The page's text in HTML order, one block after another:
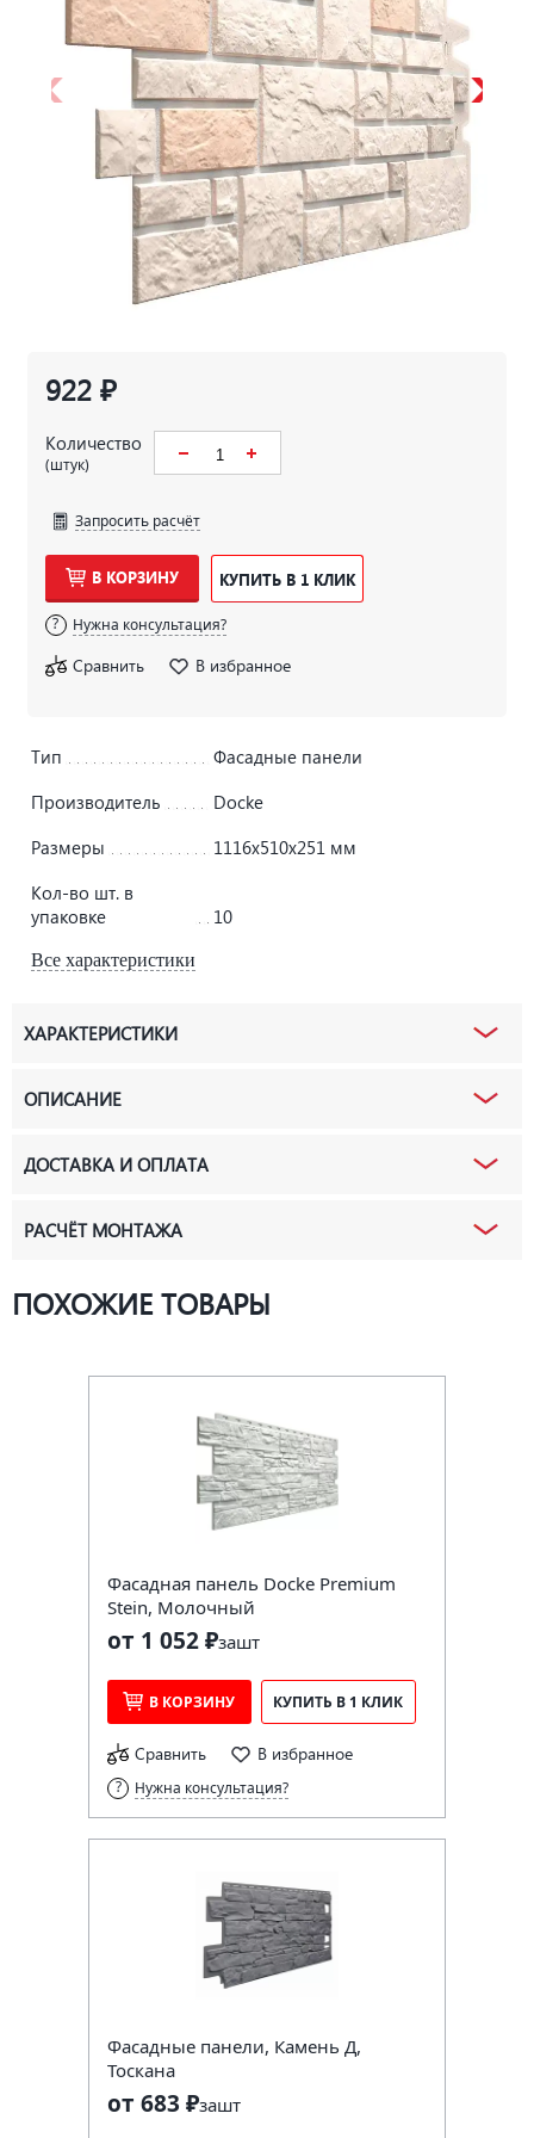
922 ₽
Количество
(штук)
Запросить расчёт
В КОРЗИНУ КУПИТЬ В 1 КЛИК
Нужна консультация?
Сравнить В избранное
Тип
Фасадные панели
Производитель
Docke
Размеры
1116x510x251 мм
Кол-во шт. в
упаковке
10
Все характеристики
ХАРАКТЕРИСТИКИ
ОПИСАНИЕ
ДОСТАВКА И ОПЛАТА
РАСЧЁТ МОНТАЖА
ПОХОЖИЕ ТОВАРЫ
Фасадная панель Docke Premium
Stein, Молочный
от 1 052 ₽зашт
В КОРЗИНУ КУПИТЬ В 1 КЛИК
Сравнить В избранное
Нужна консультация?
Фасадные панели, Камень Д,
Тоскана
от 683 ₽зашт